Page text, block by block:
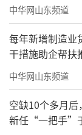
中华网山东频道
每年新增制造业
干措施助企帮扶
中华网山东频道
空缺10个多月
新任“一把手”